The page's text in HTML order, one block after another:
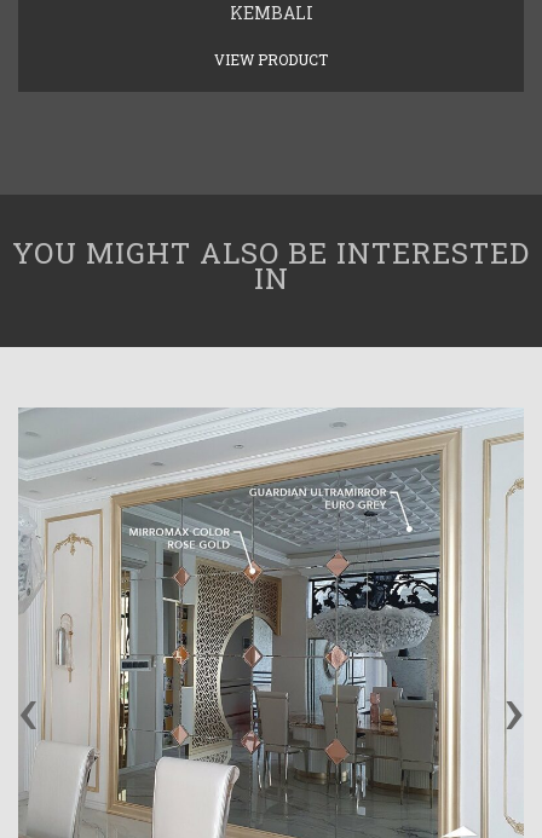
KEMBALI
VIEW PRODUCT
YOU MIGHT ALSO BE INTERESTED
IN
‹ ›